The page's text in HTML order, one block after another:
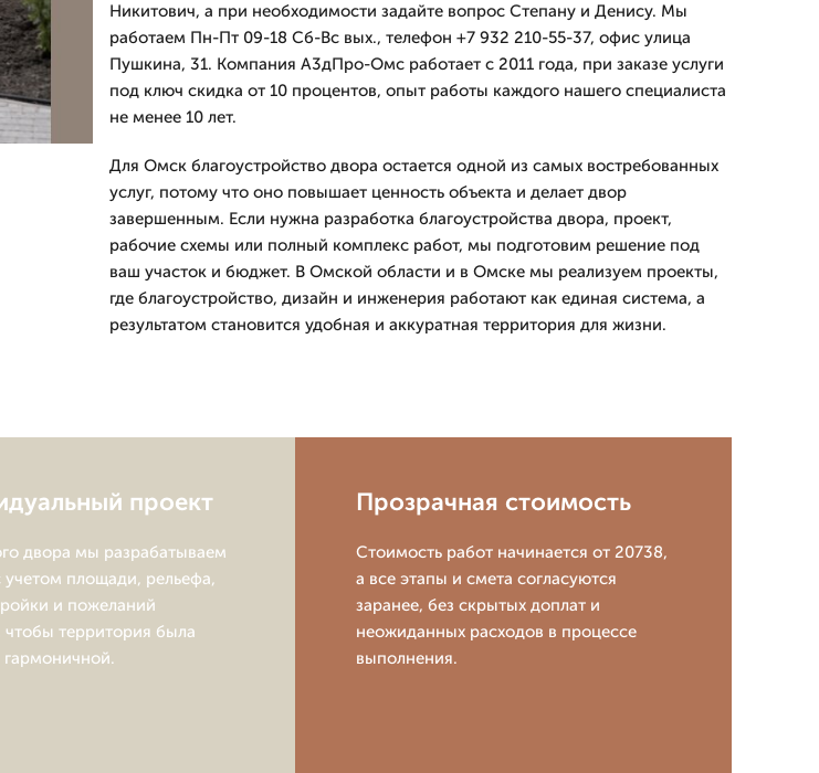
Никитович, а при необходимости задайте вопрос Степану и Денису. Мы
работаем Пн-Пт 09-18 Сб-Вс вых., телефон +7 932 210-55-37, офис улица
Пушкина, 31. Компания А3дПро-Омс работает с 2011 года, при заказе услуги
под ключ скидка от 10 процентов, опыт работы каждого нашего специалиста
не менее 10 лет.
Для Омск благоустройство двора остается одной из самых востребованных
услуг, потому что оно повышает ценность объекта и делает двор
завершенным. Если нужна разработка благоустройства двора, проект,
рабочие схемы или полный комплекс работ, мы подготовим решение под
ваш участок и бюджет. В Омской области и в Омске мы реализуем проекты,
где благоустройство, дизайн и инженерия работают как единая система, а
результатом становится удобная и аккуратная территория для жизни.
проект
двора мы разрабатываем
площади, рельефа,
и пожеланий
чтобы территория была
Прозрачная стоимость
Стоимость работ начинается от 20738,
а все этапы и смета согласуются
заранее, без скрытых доплат и
неожиданных расходов в процессе
выполнения.